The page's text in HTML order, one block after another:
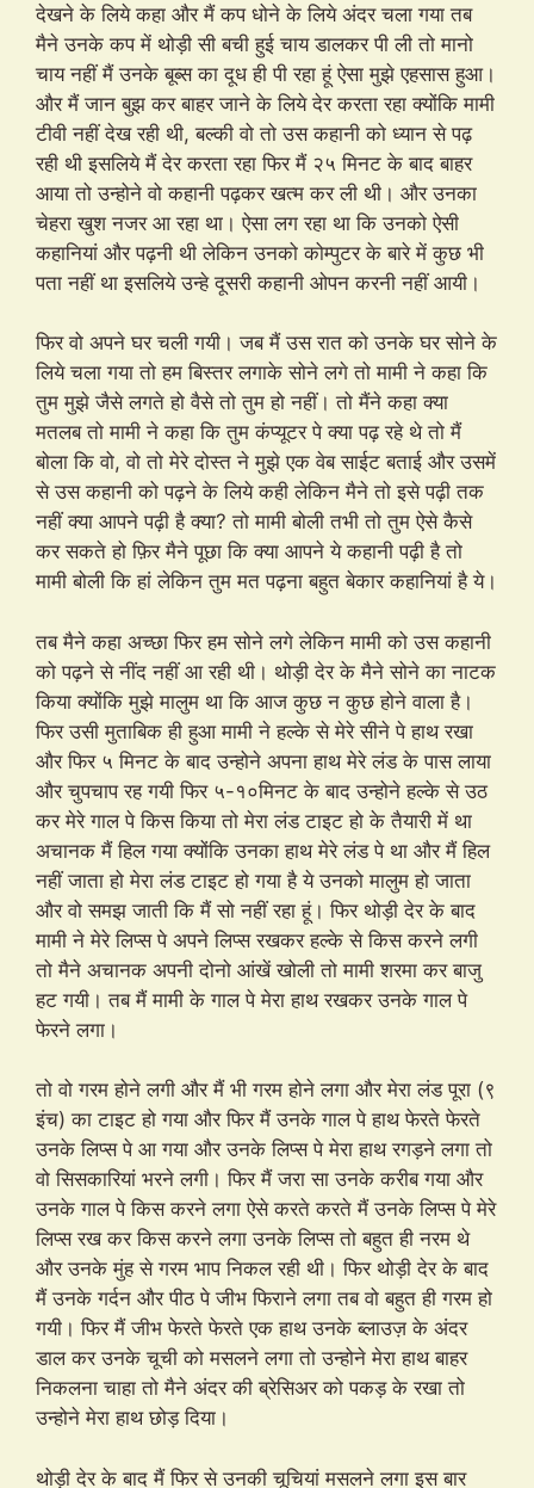
देखने के लिये कहा और मैं कप धोने के लिये अंदर चला गया तब
मैने उनके कप में थोड़ी सी बची हुई चाय डालकर पी ली तो मानो
चाय नहीं मैं उनके बूब्स का दूध ही पी रहा हूं ऐसा मुझे एहसास हुआ।
और मैं जान बुझ कर बाहर जाने के लिये देर करता रहा क्योंकि मामी
टीवी नहीं देख रही थी, बल्की वो तो उस कहानी को ध्यान से पढ़
रही थी इसलिये मैं देर करता रहा फिर मैं २५ मिनट के बाद बाहर
आया तो उन्होने वो कहानी पढ़कर खत्म कर ली थी। और उनका
चेहरा खुश नजर आ रहा था। ऐसा लग रहा था कि उनको ऐसी
कहानियां और पढ़नी थी लेकिन उनको कोम्पुटर के बारे में कुछ भी
पता नहीं था इसलिये उन्हे दूसरी कहानी ओपन करनी नहीं आयी।
फिर वो अपने घर चली गयी। जब मैं उस रात को उनके घर सोने के
लिये चला गया तो हम बिस्तर लगाके सोने लगे तो मामी ने कहा कि
तुम मुझे जैसे लगते हो वैसे तो तुम हो नहीं। तो मैंने कहा क्या
मतलब तो मामी ने कहा कि तुम कंप्यूटर पे क्या पढ़ रहे थे तो मैं
बोला कि वो, वो तो मेरे दोस्त ने मुझे एक वेब साईट बताई और उसमें
से उस कहानी को पढ़ने के लिये कही लेकिन मैने तो इसे पढ़ी तक
नहीं क्या आपने पढ़ी है क्या? तो मामी बोली तभी तो तुम ऐसे कैसे
कर सकते हो फ़िर मैने पूछा कि क्या आपने ये कहानी पढ़ी है तो
मामी बोली कि हां लेकिन तुम मत पढ़ना बहुत बेकार कहानियां है ये।
तब मैने कहा अच्छा फिर हम सोने लगे लेकिन मामी को उस कहानी
को पढ़ने से नींद नहीं आ रही थी। थोड़ी देर के मैने सोने का नाटक
किया क्योंकि मुझे मालुम था कि आज कुछ न कुछ होने वाला है।
फिर उसी मुताबिक ही हुआ मामी ने हल्के से मेरे सीने पे हाथ रखा
और फिर ५ मिनट के बाद उन्होने अपना हाथ मेरे लंड के पास लाया
और चुपचाप रह गयी फिर ५-१०मिनट के बाद उन्होने हल्के से उठ
कर मेरे गाल पे किस किया तो मेरा लंड टाइट हो के तैयारी में था
अचानक मैं हिल गया क्योंकि उनका हाथ मेरे लंड पे था और मैं हिल
नहीं जाता हो मेरा लंड टाइट हो गया है ये उनको मालुम हो जाता
और वो समझ जाती कि मैं सो नहीं रहा हूं। फिर थोड़ी देर के बाद
मामी ने मेरे लिप्स पे अपने लिप्स रखकर हल्के से किस करने लगी
तो मैने अचानक अपनी दोनो आंखें खोली तो मामी शरमा कर बाजु
हट गयी। तब मैं मामी के गाल पे मेरा हाथ रखकर उनके गाल पे
फेरने लगा।
तो वो गरम होने लगी और मैं भी गरम होने लगा और मेरा लंड पूरा (९
इंच) का टाइट हो गया और फिर मैं उनके गाल पे हाथ फेरते फेरते
उनके लिप्स पे आ गया और उनके लिप्स पे मेरा हाथ रगड़ने लगा तो
वो सिसकारियां भरने लगी। फिर मैं जरा सा उनके करीब गया और
उनके गाल पे किस करने लगा ऐसे करते करते मैं उनके लिप्स पे मेरे
लिप्स रख कर किस करने लगा उनके लिप्स तो बहुत ही नरम थे
और उनके मुंह से गरम भाप निकल रही थी। फिर थोड़ी देर के बाद
मैं उनके गर्दन और पीठ पे जीभ फिराने लगा तब वो बहुत ही गरम हो
गयी। फिर मैं जीभ फेरते फेरते एक हाथ उनके ब्लाउज़ के अंदर
डाल कर उनके चूची को मसलने लगा तो उन्होने मेरा हाथ बाहर
निकलना चाहा तो मैने अंदर की ब्रेसिअर को पकड़ के रखा तो
उन्होने मेरा हाथ छोड़ दिया।
थोड़ी देर के बाद मैं फिर से उनकी चूचियां मसलने लगा इस बार